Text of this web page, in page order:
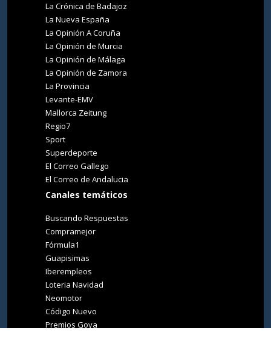
La Crónica de Badajoz
La Nueva España
La Opinión A Coruña
La Opinión de Murcia
La Opinión de Málaga
La Opinión de Zamora
La Provincia
Levante-EMV
Mallorca Zeitung
Regio7
Sport
Superdeporte
El Correo Gallego
El Correo de Andalucia
Canales temáticos
Buscando Respuestas
Compramejor
Fórmula1
Guapisimas
Iberempleos
Loteria Navidad
Neomotor
Código Nuevo
Premios Goya